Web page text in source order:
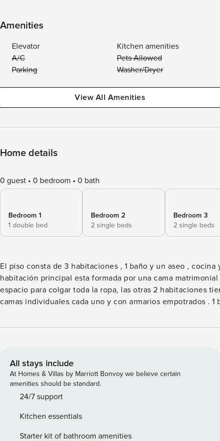
Amenities
Elevator
Kitchen amenities
A/C
Pets Allowed
Parking
Washer/Dryer
View All Amenities
Home details
0 guest 0 bedroom 0 bath
Bedroom 1
1 double bed
Bedroom 2
2 single beds
Bedroom 3
2 single beds
El piso consta de 3 habitaciones , 1 baño y un aseo , cocina y
habitación principal esta formada por una cama matrimonial
espacio para colgar toda la ropa, las otras 2 habitaciones
camas individuales cada uno y con armarios empotrados . 1 baño y un
Un salon amplio, con un comodo sofa, una mesa grande
nevera , lavavajillas, cafetera de cápsulas. License number:
ESFCTU000033026000742267000000 Número de Registro de
Alquiler (NRA):
All stays include
At Homes & Villas by Marriott Bonvoy we believe certain
amenities should be standard.
24/7 support
Kitchen essentials
Starter kit of bathroom amenities